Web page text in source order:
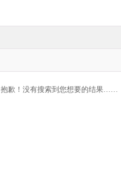
抱歉！没有搜索到您想要的结果……